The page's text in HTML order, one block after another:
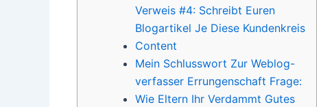
Verweis #4: Schreibt Euren
Blogartikel Je Diese Kundenkreis
Content
Mein Schlusswort Zur Weblog-
verfasser Errungenschaft Frage:
Wie Eltern Ihr Verdammt Gutes